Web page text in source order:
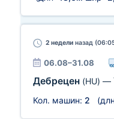
2 недели назад
06.08–31.08
Дебрецен (HU) —
Кол. машин: 2